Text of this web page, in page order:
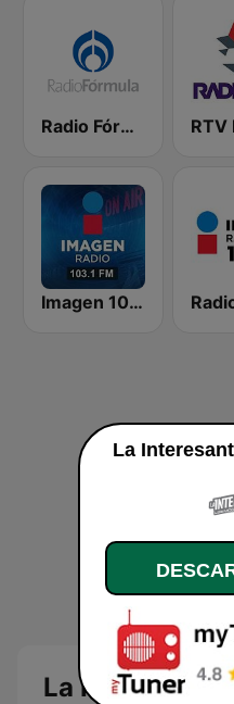
Radio Fórmula 1500 AM
Imagen 103.1 FM
La Interesante